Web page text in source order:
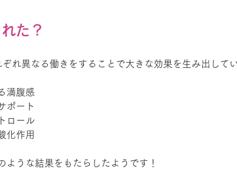
た？
れ異なる働きをすることで大きな効果を生み出して
満腹感
ート
ール
作用
ような結果をもたらしたようです！